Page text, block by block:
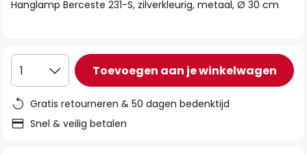
gallerij
Hanglamp Berceste 231-S, zilverkleurig, metaal, Ø 30 cm
1 Toevoegen aan je winkelwagen
Gratis retourneren & 50 dagen bedenktijd
Snel & veilig betalen